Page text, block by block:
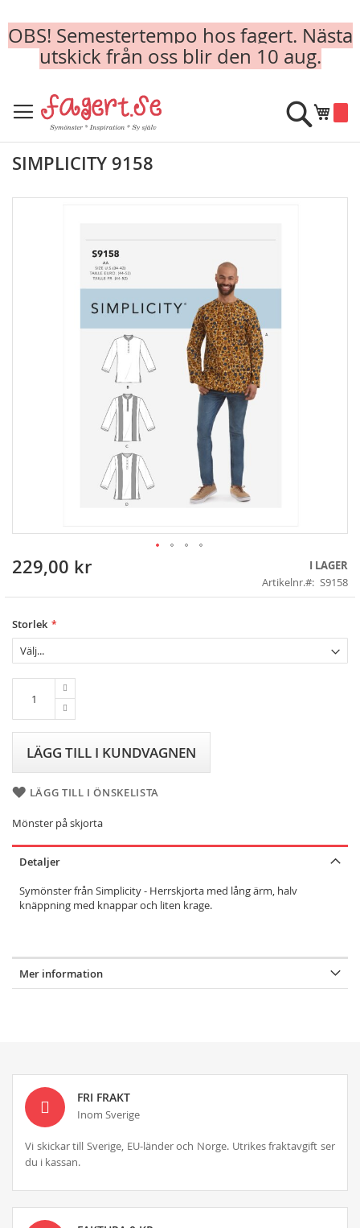
OBS! Semestertempo hos fagert. Nästa
utskick från oss blir den 10 aug.
to
Content
Min
Sök
SIMPLICITY 9158
Skip
the
of
the
images
gallery
229,00 kr
I LAGER
Artikelnr.
S9158
Storlek
LÄGG TILL I KUNDVAGNEN
LÄGG TILL I ÖNSKELISTA
Mönster på skjorta
Detaljer
Symönster från Simplicity - Herrskjorta med lång ärm, halv
knäppning med knappar och liten krage.
Mer information
FRI FRAKT
Inom Sverige
Vi skickar till Sverige, EU-länder och Norge. Utrikes fraktavgift ser
du i kassan.